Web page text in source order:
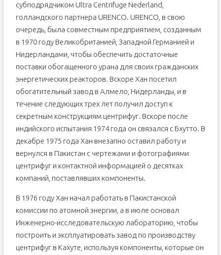
субподрядчиком Ultra Centrifuge Nederland,
голландского партнера URENCO. URENCO, в свою
очередь, была совместным предприятием, созданным
в 1970 году Великобританией, Западной Германией и
Нидерландами, чтобы обеспечить достаточные
поставки обогащенного урана для своих гражданских
энергетических реакторов. Вскоре Хан посетил
обогатительный завод в Алмело, Нидерланды, и в
течение следующих трех лет получил доступ к
секретным конструкциям центрифуг. Вскоре после
индийского испытания 1974 года он связался с Бхутто. В
декабре 1975 года Хан внезапно оставил работу и
вернулся в Пакистан с чертежами и фотографиями
центрифуг и контактной информацией о десятках
компаний, поставлявших компоненты.
В 1976 году Хан начал работать в Пакистанской
комиссии по атомной энергии, а в июле основал
Инженерно-исследовательскую лабораторию, чтобы
построить и эксплуатировать завод по производству
центрифуг в Кахуте, используя компоненты, которые он